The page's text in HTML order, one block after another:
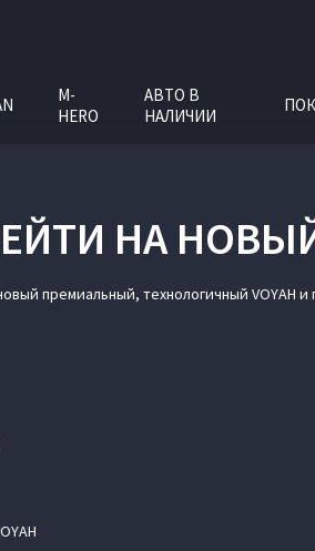
M-
HERO
АВТО В
НАЛИЧИИ
НА
премиальный, технологичный VOYAH